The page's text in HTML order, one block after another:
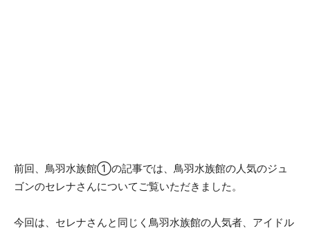
前回、鳥羽水族館①の記事では、鳥羽水族館の人気のジュ
ゴンのセレナさんについてご覧いただきました。
今回は、セレナさんと同じく鳥羽水族館の人気者、アイドル